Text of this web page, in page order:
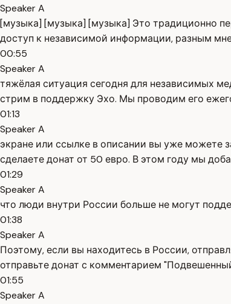
Speaker A
[музыка] [музыка] [музыка] Это традиционно
доступ к независимой информации, разным
00:55
Speaker A
тяжёлая ситуация сегодня для независимых
стрим в поддержку Эхо. Мы проводим его
01:13
Speaker A
экране или ссылке в описании вы уже можете
сделаете донат от 50 евро. В этом году мы
01:29
Speaker A
что люди внутри России больше не могут
01:38
Speaker A
Поэтому, если вы находитесь в России,
отправьте донат с комментарием
01:55
Speaker A